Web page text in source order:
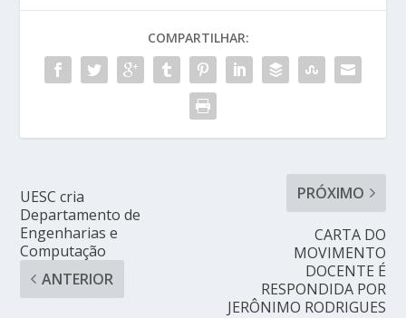
COMPARTILHAR:
UESC cria
Departamento de
Engenharias e
Computação
ANTERIOR
PRÓXIMO
CARTA DO
MOVIMENTO
DOCENTE É
RESPONDIDA POR
JERÔNIMO RODRIGUES